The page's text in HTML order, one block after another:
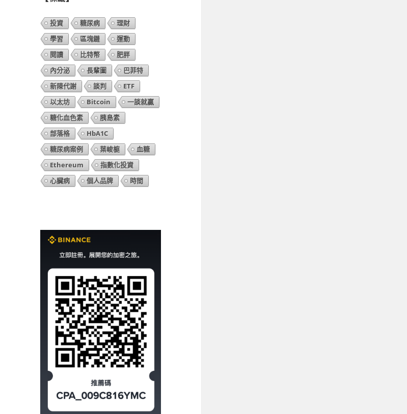
投資 糖尿病
理財
學習
區塊鏈
運動
閱讀
比特幣
肥胖
內分泌
長輩圖
巴菲特
新陳代謝
談判
ETF
以太坊
Bitcoin
一談就贏
糖化血色素
胰島素
部落格
HbA1C
糖尿病案例
葉峻榳
血糖
Ethereum
指數化投資
心臟病
個人品牌 時間